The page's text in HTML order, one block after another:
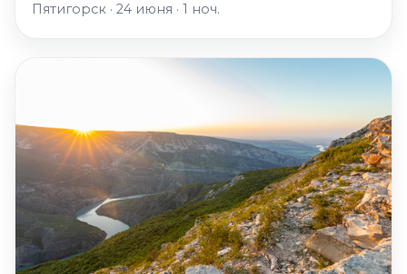
Пятигорск · 24 июня · 1 ноч.